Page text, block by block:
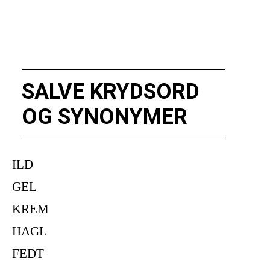
SALVE KRYDSORD
OG SYNONYMER
ILD
GEL
KREM
HAGL
FEDT